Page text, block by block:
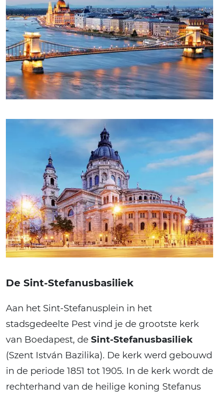
De Sint-Stefanusbasiliek
Aan het Sint-Stefanusplein in het
stadsgedeelte Pest vind je de grootste kerk
van Boedapest, de Sint-Stefanusbasiliek
(Szent István Bazilika). De kerk werd gebouwd
in de periode 1851 tot 1905. In de kerk wordt de
rechterhand van de heilige koning Stefanus